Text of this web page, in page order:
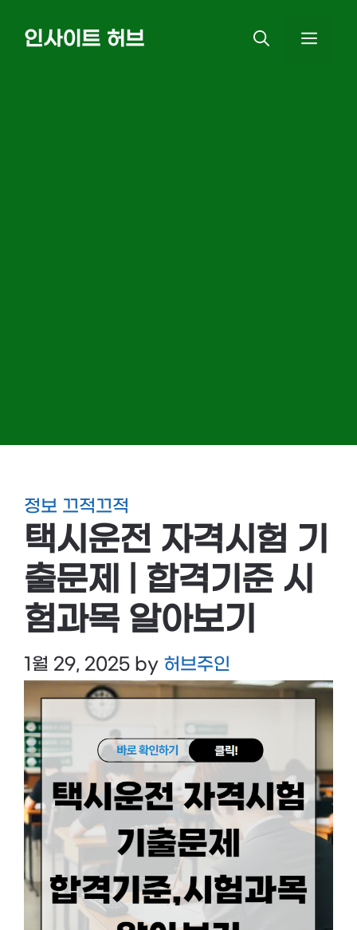
인사이트 허브
정보 끄적끄적
택시운전 자격시험 기
출문제 | 합격기준 시
험과목 알아보기
1월 29, 2025 by 허브주인